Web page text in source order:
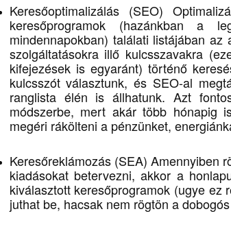
Keresőoptimalizálás (SEO)
keresőprogramok (hazánkban
mindennapokban) találati listájában
szolgáltatásokra illő kulcsszavakra
kifejezések is egyaránt) történő
kulcsszót választunk, és SEO-al
ranglista élén is állhatunk. Azt
módszerbe, mert akár több hónapig
megéri rákölteni a pénzünket,
Keresőreklámozás (SEA) Amennyiben
kiadásokat betervezni, akkor a
kiválasztott keresőprogramok (ugye
juthat be, hacsak nem rögtön a